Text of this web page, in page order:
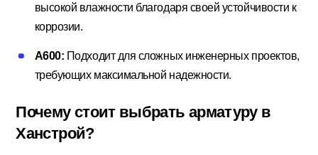
высокой влажности благодаря своей устойчивости к
коррозии.
A600: Подходит для сложных инженерных проектов,
требующих максимальной надежности.
Почему стоит выбрать арматуру в
Ханстрой?